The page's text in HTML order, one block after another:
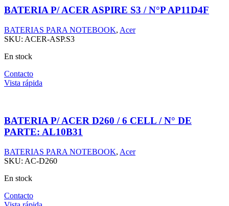
BATERIA P/ ACER ASPIRE S3 / N°P AP11D4F
BATERIAS PARA NOTEBOOK, Acer
SKU: ACER-ASP.S3
En stock
Contacto
Vista rápida
BATERIA P/ ACER D260 / 6 CELL / N° DE
PARTE: AL10B31
BATERIAS PARA NOTEBOOK, Acer
SKU: AC-D260
En stock
Contacto